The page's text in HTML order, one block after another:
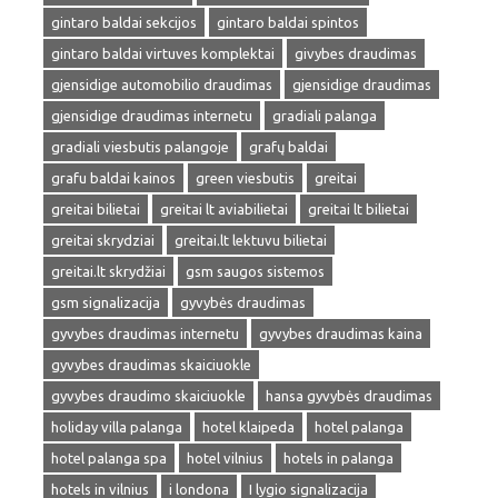
gintaro baldai sekcijos
gintaro baldai spintos
gintaro baldai virtuves komplektai
givybes draudimas
gjensidige automobilio draudimas
gjensidige draudimas
gjensidige draudimas internetu
gradiali palanga
gradiali viesbutis palangoje
grafų baldai
grafu baldai kainos
green viesbutis
greitai
greitai bilietai
greitai lt aviabilietai
greitai lt bilietai
greitai skrydziai
greitai.lt lektuvu bilietai
greitai.lt skrydžiai
gsm saugos sistemos
gsm signalizacija
gyvybės draudimas
gyvybes draudimas internetu
gyvybes draudimas kaina
gyvybes draudimas skaiciuokle
gyvybes draudimo skaiciuokle
hansa gyvybės draudimas
holiday villa palanga
hotel klaipeda
hotel palanga
hotel palanga spa
hotel vilnius
hotels in palanga
hotels in vilnius
i londona
I lygio signalizacija